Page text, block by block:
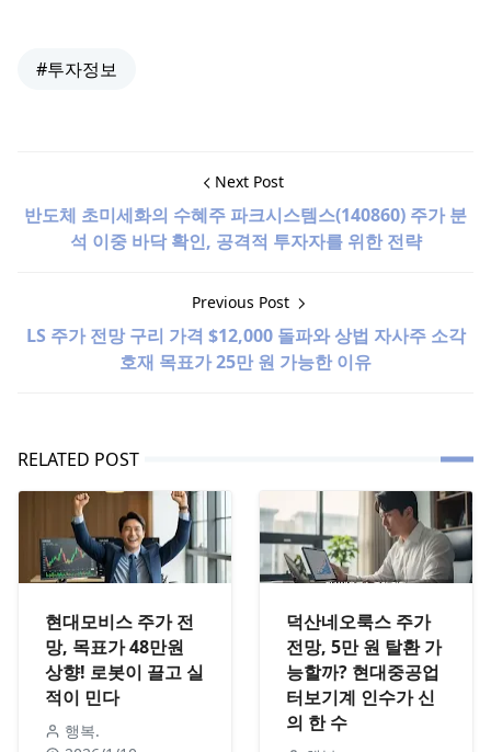
#투자정보
Next Post
반도체 초미세화의 수혜주 파크시스템스(140860) 주가 분
석 이중 바닥 확인, 공격적 투자자를 위한 전략
Previous Post
LS 주가 전망 구리 가격 $12,000 돌파와 상법 자사주 소각
호재 목표가 25만 원 가능한 이유
RELATED POST
현대모비스 주가 전
망, 목표가 48만원
상향! 로봇이 끌고 실
적이 민다
행복.
덕산네오룩스 주가
전망, 5만 원 탈환 가
능할까? 현대중공업
터보기계 인수가 신
의 한 수